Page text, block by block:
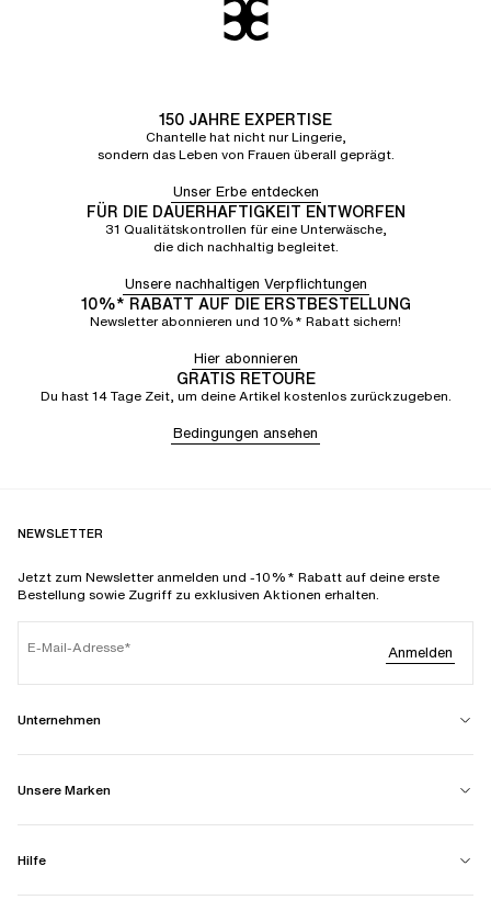
150 JAHRE EXPERTISE
Chantelle hat nicht nur Lingerie,
sondern das Leben von Frauen überall geprägt.
Unser Erbe entdecken
FÜR DIE DAUERHAFTIGKEIT ENTWORFEN
31 Qualitätskontrollen für eine Unterwäsche,
die dich nachhaltig begleitet.
Unsere nachhaltigen Verpflichtungen
10%* RABATT AUF DIE ERSTBESTELLUNG
Newsletter abonnieren und 10%* Rabatt sichern!
Hier abonnieren
GRATIS RETOURE
Du hast 14 Tage Zeit, um deine Artikel kostenlos zurückzugeben.
Bedingungen ansehen
NEWSLETTER
Jetzt zum Newsletter anmelden und -10%* Rabatt auf deine erste
Bestellung sowie Zugriff zu exklusiven Aktionen erhalten.
E-Mail-Adresse Anmelden
Unternehmen
Unsere Marken
Hilfe